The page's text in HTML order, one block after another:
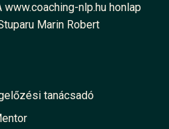
nlp.hu honlap
Marin Robert
tanácsadó